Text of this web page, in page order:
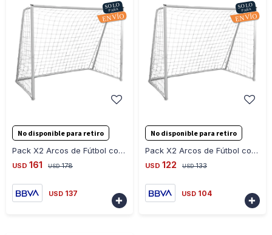
No disponible para retiro
Pack X2 Arcos de Fútbol con Red 180CM X 120CM - BLANCO
USD 161 USD 178
USD 137

No disponible para retiro
Pack X2 Arcos de Fútbol con Red 120CM X 80CM - BLANCO
USD 122 USD 133
USD 104
